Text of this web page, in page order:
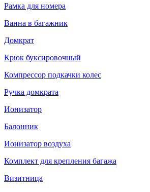
Рамка для номера
Ванна в багажник
Домкрат
Крюк буксировочный
Компрессор подкачки колес
Ручка домкрата
Ионизатор
Балонник
Ионизатор воздуха
Комплект для крепления багажа
Визитница